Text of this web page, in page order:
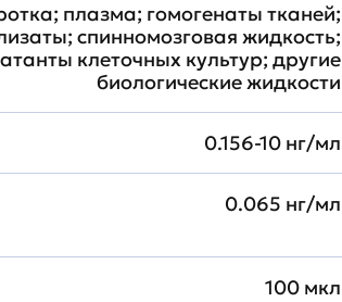
плазма; гомогенаты тканей;
спинномозговая жидкость;
клеточных культур; другие
биологические жидкости
0.156-10 нг/мл
0.065 нг/мл
100 мкл